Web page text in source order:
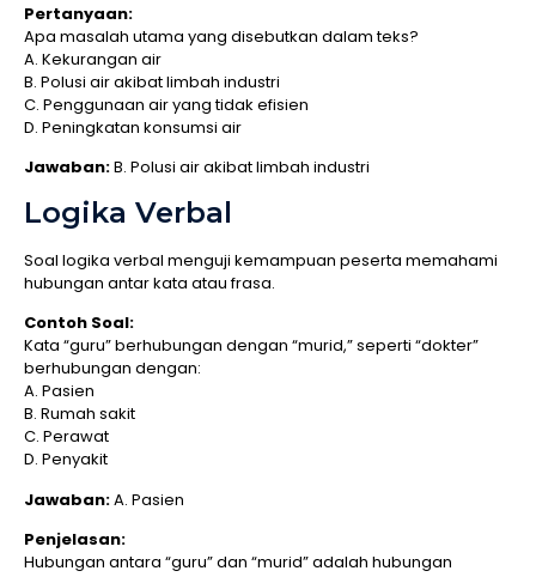
Pertanyaan:
Apa masalah utama yang disebutkan dalam teks?
A. Kekurangan air
B. Polusi air akibat limbah industri
C. Penggunaan air yang tidak efisien
D. Peningkatan konsumsi air
Jawaban:B. Polusi air akibat limbah industri
Logika Verbal
Soal logika verbal menguji kemampuan peserta memahami
hubungan antar kata atau frasa.
Contoh Soal:
Kata “guru” berhubungan dengan “murid,” seperti “dokter”
berhubungan dengan:
A. Pasien
B. Rumah sakit
C. Perawat
D. Penyakit
Jawaban:A. Pasien
Penjelasan:
Hubungan antara “guru” dan “murid” adalah hubungan